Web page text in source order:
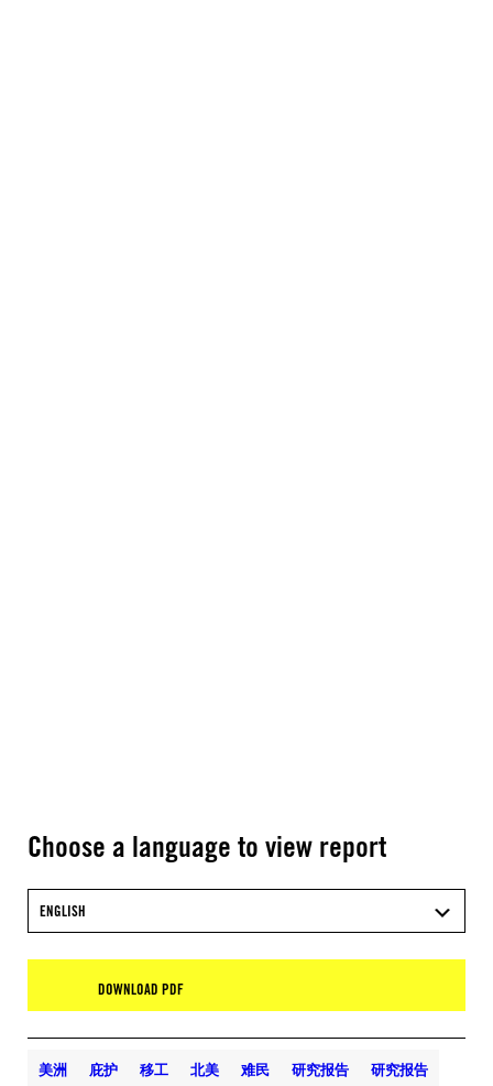
Choose a language to view report
ENGLISH
DOWNLOAD PDF
美洲 庇护 移工 北美 难民 研究报告 研究报告